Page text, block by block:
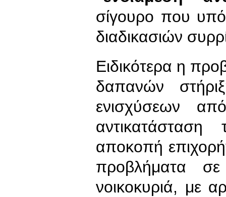
σίγουρο που
διαδικασιών
Ειδικότερα η
δαπανών
ενισχύσεων
αποκοπή
προβλήματα σε
νοικοκυριά, με